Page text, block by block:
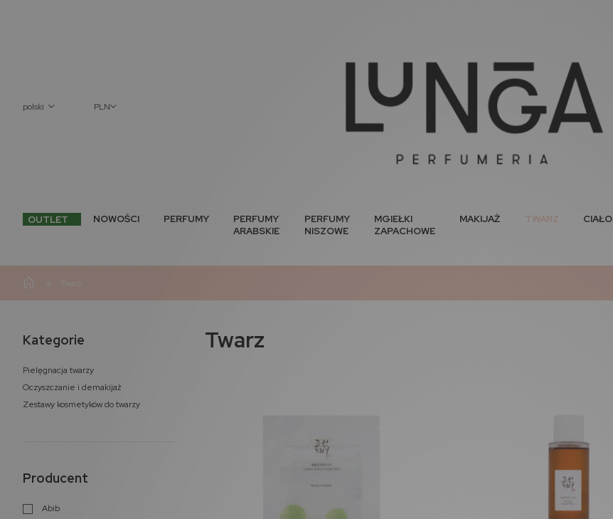
polski PLN
OUTLET NOWOŚCI PERFUMY
PERFUMY
ARABSKIE
PERFUMY
NISZOWE
MGIEŁKI
ZAPACHOWE
MAKIJAŻ TWARZ CIAŁO
» Twarz
Kategorie
Pielęgnacja twarzy
Oczyszczanie i demakijaż
Zestawy kosmetyków do twarzy
Producent
Abib
Twarz